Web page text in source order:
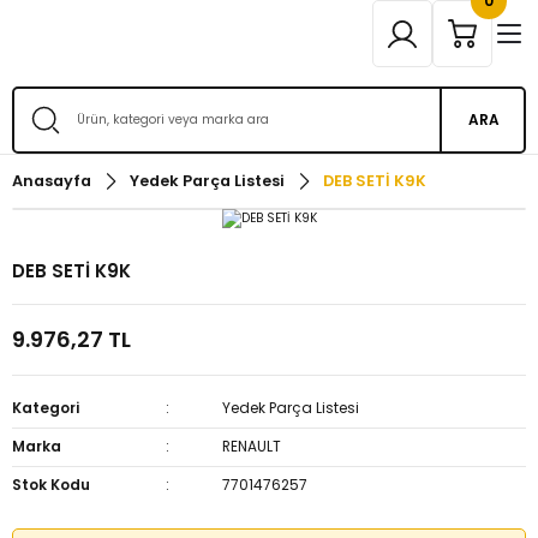
ARA
Anasayfa Yedek Parça Listesi DEB SETİ K9K
DEB SETİ K9K
9.976,27 TL
Kategori
Yedek Parça Listesi
Marka
RENAULT
Stok Kodu
7701476257